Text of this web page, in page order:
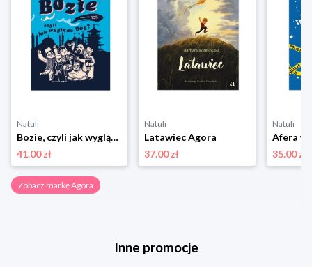
Natuli
Bozie, czyli jak wygląda Bóg Agora
41.00 zł
Natuli
Latawiec Agora
37.00 zł
Natuli
35.00 zł
Zobacz markę Agora
Inne promocje